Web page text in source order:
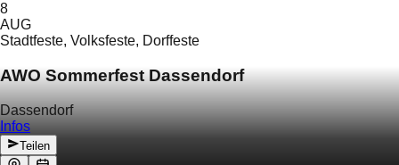
8
AUG
Stadtfeste, Volksfeste, Dorffeste
AWO Sommerfest Dassendorf
Dassendorf
Infos
Teilen